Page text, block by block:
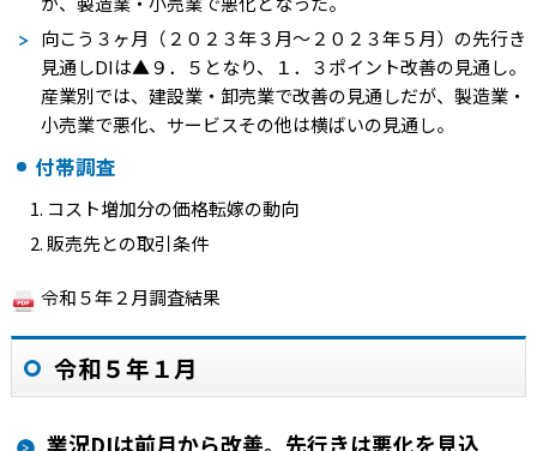
向こう３ヶ月（２０２３年３月～２０２３年５月）の先行き
見通しDIは▲９．５ となり、１．３ポイント改善の見通し。
産業別では、建設業・卸売業で改善の見通しだが、製造業・
小売業で悪化、サービスその他は横ばいの見通し。
付帯調査
コスト増加分の価格転嫁の動向
販売先との取引条件
令和５年２月調査結果
令和５年１月
業況DIは前月から改善。先行きは悪化を見込